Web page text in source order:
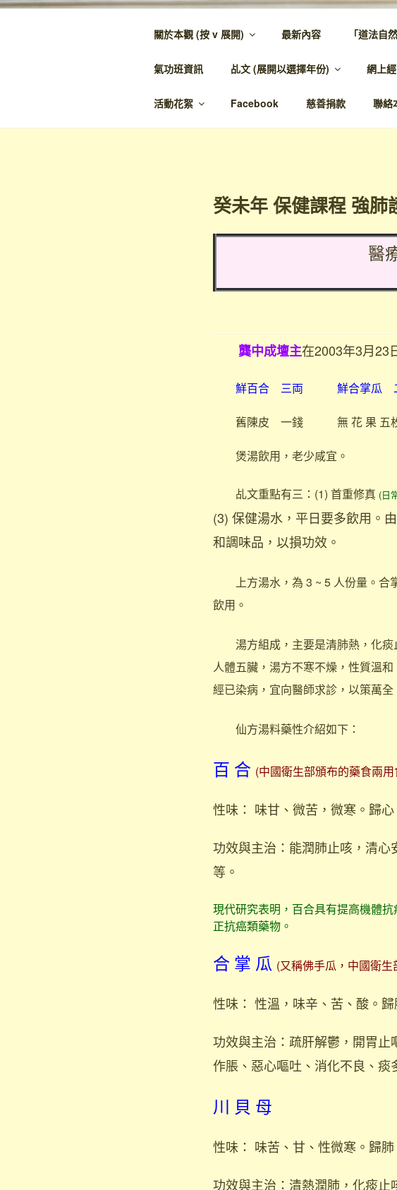
跳
金蘭觀 – 主
金蘭至誠，神人溫馨，代天宣化
關於本觀 (按 v 展開) 最新內容 「道法自
氣功班資訊 乩文 (展開以選擇年份) 網上
活動花絮 Facebook 慈善捐款 聯絡
癸未年 保健課程 強肺
醫
龔中成壇主在2003年3月23
鮮百合 三両 鮮合掌瓜
舊陳皮 一錢 無 花 果 五
煲湯飲用，老少咸宜。
乩文重點有三：(1) 首重修真 (日
(3) 保健湯水，平日要多飲用。
和調味品，以損功效。
上方湯水，為 3 ~ 5 人份量。合
飲用。
湯方組成，主要是清肺熱，化痰
人體五臟，湯方不寒不燥，性質溫
經已染病，宜向醫師求診，以策萬全
仙方湯料藥性介紹如下：
百 合 (中國衛生部頒布的藥食兩用
性味： 味甘、微苦，微寒。歸心
功效與主治：能潤肺止咳，清
等。
現代研究表明，百合具有提高機體
正抗癌類藥物。
合 掌 瓜 (又稱佛手瓜，中國衛
性味： 性溫，味辛、苦、酸。
功效與主治：疏肝解鬱，開胃
作脹、惡心嘔吐、消化不良、痰
川 貝 母
性味： 味苦、甘、性微寒。歸肺
功效與主治：清熱潤肺，化痰止